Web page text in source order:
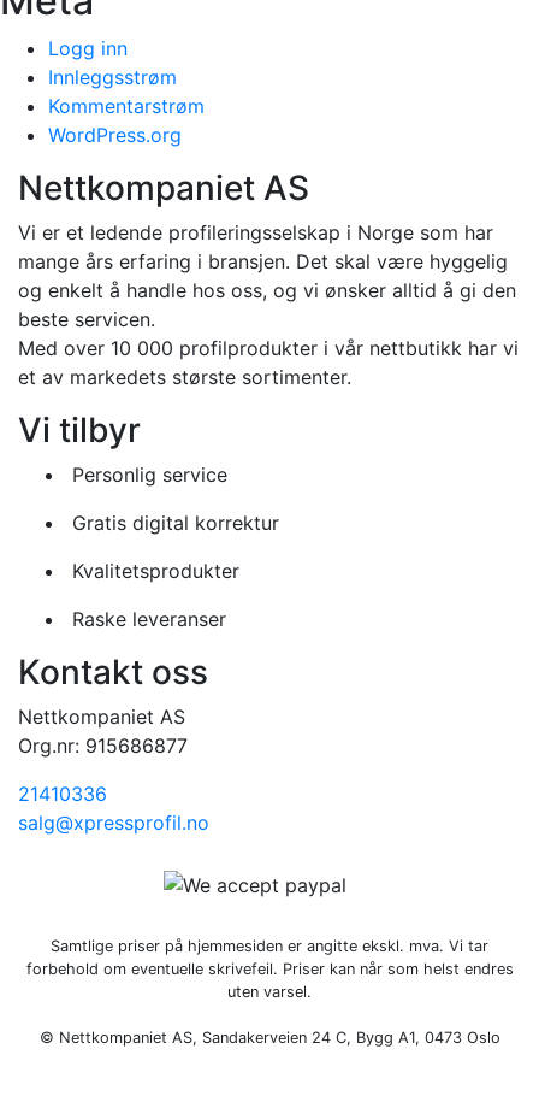
Logg inn
Innleggsstrøm
Kommentarstrøm
WordPress.org
Nettkompaniet AS
Vi er et ledende profileringsselskap i Norge som har
mange års erfaring i bransjen. Det skal være hyggelig
og enkelt å handle hos oss, og vi ønsker alltid å gi den
beste servicen.
Med over 10 000 profilprodukter i vår nettbutikk har vi
et av markedets største sortimenter.
Vi tilbyr
Personlig service
Gratis digital korrektur
Kvalitetsprodukter
Raske leveranser
Kontakt oss
Nettkompaniet AS
Org.nr: 915686877
21410336
salg@xpressprofil.no
Samtlige priser på hjemmesiden er angitte ekskl. mva. Vi tar
forbehold om eventuelle skrivefeil. Priser kan når som helst endres
uten varsel.
© Nettkompaniet AS, Sandakerveien 24 C, Bygg A1, 0473 Oslo